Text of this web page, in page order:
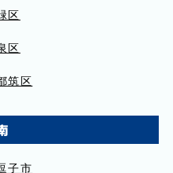
区
区
筑区
子市